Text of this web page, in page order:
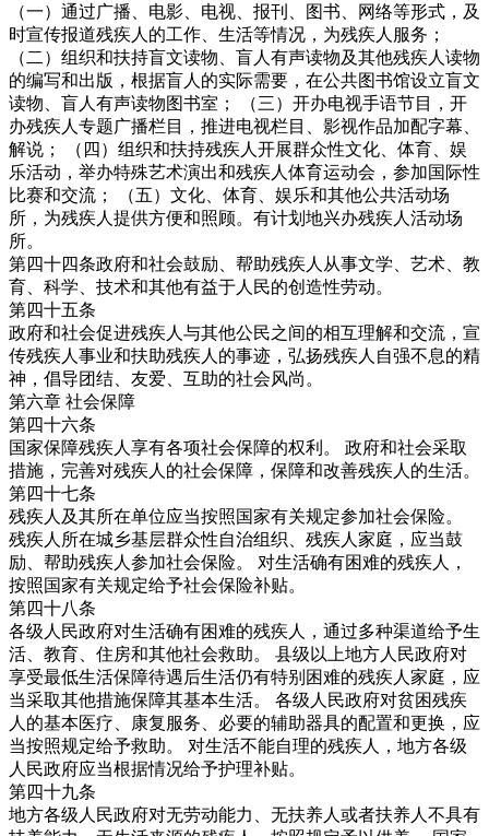
（一）通过广播、电影、电视、报刊、图书、网络等形式，及
时宣传报道残疾人的工作、生活等情况，为残疾人服务；
（二）组织和扶持盲文读物、盲人有声读物及其他残疾人读物
的编写和出版，根据盲人的实际需要，在公共图书馆设立盲文
读物、盲人有声读物图书室； （三）开办电视手语节目，开
办残疾人专题广播栏目，推进电视栏目、影视作品加配字幕、
解说； （四）组织和扶持残疾人开展群众性文化、体育、娱
乐活动，举办特殊艺术演出和残疾人体育运动会，参加国际性
比赛和交流； （五）文化、体育、娱乐和其他公共活动场
所，为残疾人提供方便和照顾。有计划地兴办残疾人活动场
所。
第四十四条政府和社会鼓励、帮助残疾人从事文学、艺术、教
育、科学、技术和其他有益于人民的创造性劳动。
第四十五条
政府和社会促进残疾人与其他公民之间的相互理解和交流，宣
传残疾人事业和扶助残疾人的事迹，弘扬残疾人自强不息的精
神，倡导团结、友爱、互助的社会风尚。
第六章 社会保障
第四十六条
国家保障残疾人享有各项社会保障的权利。 政府和社会采取
措施，完善对残疾人的社会保障，保障和改善残疾人的生活。
第四十七条
残疾人及其所在单位应当按照国家有关规定参加社会保险。
残疾人所在城乡基层群众性自治组织、残疾人家庭，应当鼓
励、帮助残疾人参加社会保险。 对生活确有困难的残疾人，
按照国家有关规定给予社会保险补贴。
第四十八条
各级人民政府对生活确有困难的残疾人，通过多种渠道给予生
活、教育、住房和其他社会救助。 县级以上地方人民政府对
享受最低生活保障待遇后生活仍有特别困难的残疾人家庭，应
当采取其他措施保障其基本生活。 各级人民政府对贫困残疾
人的基本医疗、康复服务、必要的辅助器具的配置和更换，应
当按照规定给予救助。 对生活不能自理的残疾人，地方各级
人民政府应当根据情况给予护理补贴。
第四十九条
地方各级人民政府对无劳动能力、无扶养人或者扶养人不具有